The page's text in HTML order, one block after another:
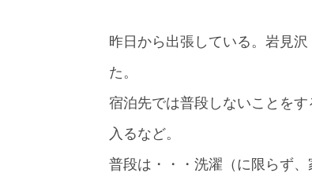
昨日から出張している。岩見
た。
宿泊先では普段しないことを
入るなど。
普段は・・・洗濯（に限らず